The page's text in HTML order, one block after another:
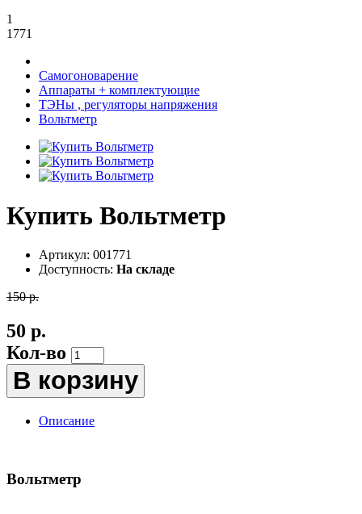
1
1771
Самогоноварение
Аппараты + комплектующие
ТЭНы , регуляторы напряжения
Вольтметр
Купить Вольтметр
Артикул: 001771
Доступность: На складе
150 р.
50 р.
Кол-во
В корзину
Описание
Вольтметр